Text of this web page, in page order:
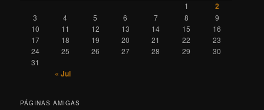
1 2
3 4 5 6 7 8
9
10
11 12 13 14 15
16
17
18 19 20 21 22
23
24
25 26 27 28 29
30
31
« Jul
PÁGINAS AMIGAS